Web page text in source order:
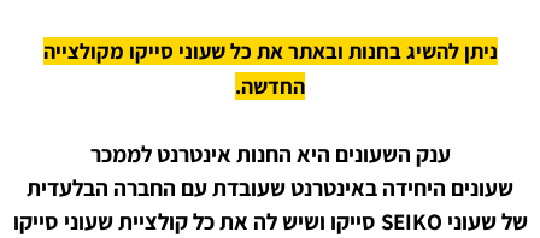
ניתן להשיג בחנות ובאתר את כל שעוני סייקו מקולצייה
החדשה.
ענק השעונים היא החנות אינטרנט לממכר
שעונים היחידה באינטרנט שעובדת עם החברה הבלעדית
של שעוני SEIKO סייקו ושיש לה את כל קולציית שעוני סייקו